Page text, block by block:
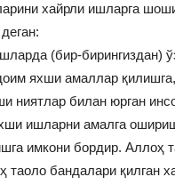
хайрли ишларга
(бир-бирингиздан)
яхши амаллар
ниятлар билан юрган
ишларни амалга
имкони бордир. Аллоҳ
таоло бандалари қилган